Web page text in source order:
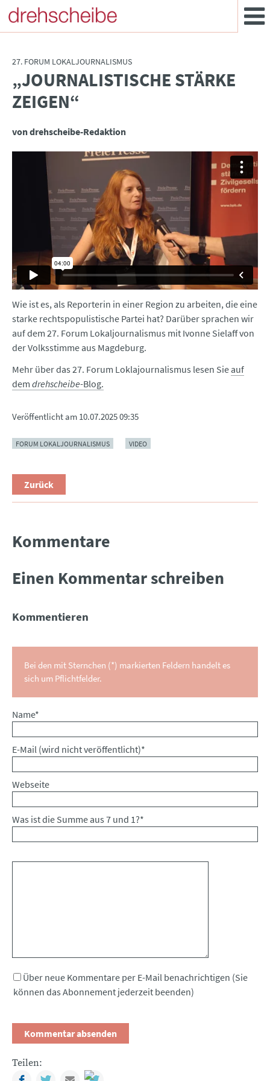
27. FORUM LOKALJOURNALISMUS
„JOURNALISTISCHE STÄRKE
ZEIGEN“
von drehscheibe-Redaktion
Wie ist es, als Reporterin in einer Region zu arbeiten, die eine
starke rechtspopulistische Partei hat? Darüber sprachen wir
auf dem 27. Forum Lokaljournalismus mit Ivonne Sielaff von
der Volksstimme aus Magdeburg.
Mehr über das 27. Forum Loklajournalismus lesen Sie auf
dem drehscheibe-Blog.
Veröffentlicht am 10.07.2025 09:35
FORUM LOKALJOURNALISMUS VIDEO
Zurück
Kommentare
Einen Kommentar schreiben
Kommentieren
Bei den mit Sternchen (*) markierten Feldern handelt es
sich um Pflichtfelder.
Pflichtfeld
Name*
Pflichtfeld
E-Mail (wird nicht veröffentlicht)*
Webseite
Was ist die Summe aus 7 und 1?*
Über neue Kommentare per E-Mail benachrichtigen (Sie
können das Abonnement jederzeit beenden)
Teilen:
FacebookTwitterMail